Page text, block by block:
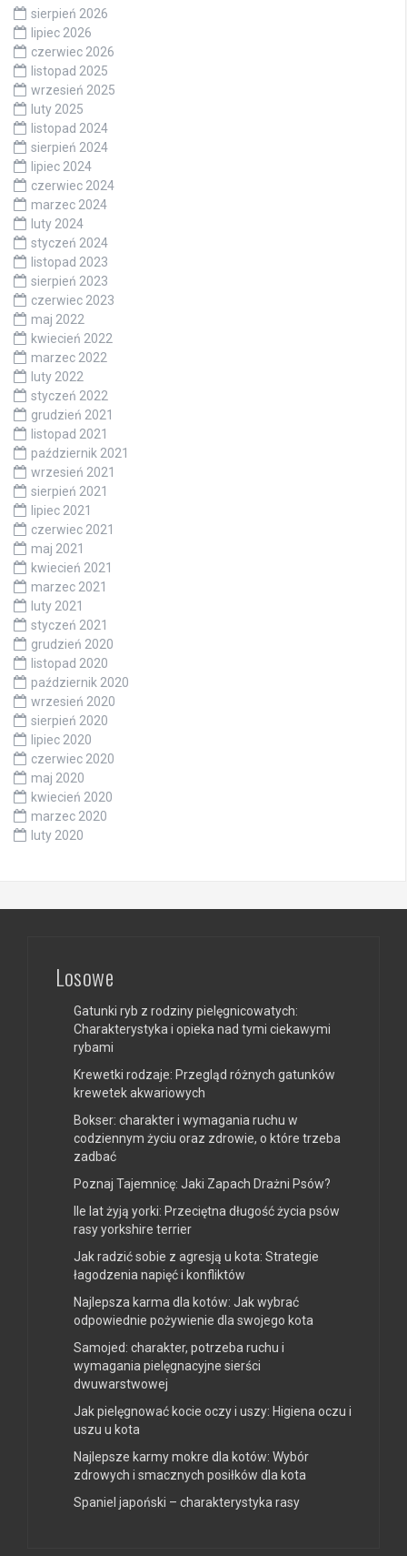
sierpień 2026
lipiec 2026
czerwiec 2026
listopad 2025
wrzesień 2025
luty 2025
listopad 2024
sierpień 2024
lipiec 2024
czerwiec 2024
marzec 2024
luty 2024
styczeń 2024
listopad 2023
sierpień 2023
czerwiec 2023
maj 2022
kwiecień 2022
marzec 2022
luty 2022
styczeń 2022
grudzień 2021
listopad 2021
październik 2021
wrzesień 2021
sierpień 2021
lipiec 2021
czerwiec 2021
maj 2021
kwiecień 2021
marzec 2021
luty 2021
styczeń 2021
grudzień 2020
listopad 2020
październik 2020
wrzesień 2020
sierpień 2020
lipiec 2020
czerwiec 2020
maj 2020
kwiecień 2020
marzec 2020
luty 2020
Losowe
Gatunki ryb z rodziny pielęgnicowatych:
Charakterystyka i opieka nad tymi ciekawymi
rybami
Krewetki rodzaje: Przegląd różnych gatunków
krewetek akwariowych
Bokser: charakter i wymagania ruchu w
codziennym życiu oraz zdrowie, o które trzeba
zadbać
Poznaj Tajemnicę: Jaki Zapach Drażni Psów?
Ile lat żyją yorki: Przeciętna długość życia psów
rasy yorkshire terrier
Jak radzić sobie z agresją u kota: Strategie
łagodzenia napięć i konfliktów
Najlepsza karma dla kotów: Jak wybrać
odpowiednie pożywienie dla swojego kota
Samojed: charakter, potrzeba ruchu i
wymagania pielęgnacyjne sierści
dwuwarstwowej
Jak pielęgnować kocie oczy i uszy: Higiena oczu i
uszu u kota
Najlepsze karmy mokre dla kotów: Wybór
zdrowych i smacznych posiłków dla kota
Spaniel japoński – charakterystyka rasy